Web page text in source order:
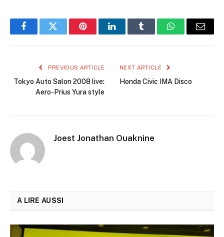
FacebookTwitter PinterestLinkedInTumblr WhatsAppEmail
PREVIOUS ARTICLE
Tokyo Auto Salon 2008 live:
Aero-Prius Yura style
NEXT ARTICLE
Honda Civic IMA Disco
Joest Jonathan Ouaknine
A LIRE AUSSI